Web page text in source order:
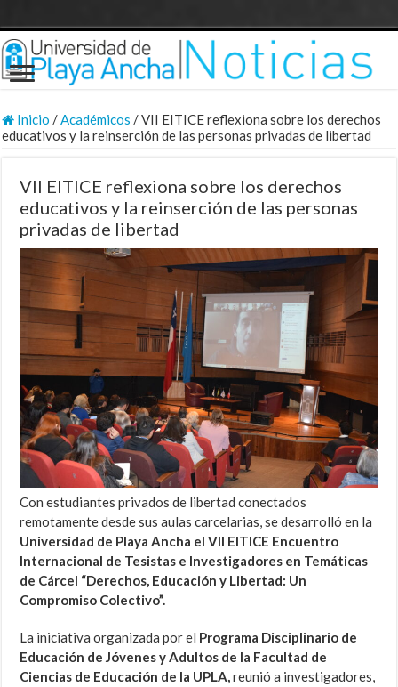
Inicio /Académicos /VII EITICE reflexiona sobre los derechos
educativos y la reinserción de las personas privadas de libertad
VII EITICE reflexiona sobre los derechos
educativos y la reinserción de las personas
privadas de libertad
Con estudiantes privados de libertad conectados
remotamente desde sus aulas carcelarias, se desarrolló en la
Universidad de Playa Ancha el VII EITICE Encuentro
Internacional de Tesistas e Investigadores en Temáticas
de Cárcel “Derechos, Educación y Libertad: Un
Compromiso Colectivo”.
La iniciativa organizada por el Programa Disciplinario de
Educación de Jóvenes y Adultos de la Facultad de
Ciencias de Educación de la UPLA,reunió a investigadores,